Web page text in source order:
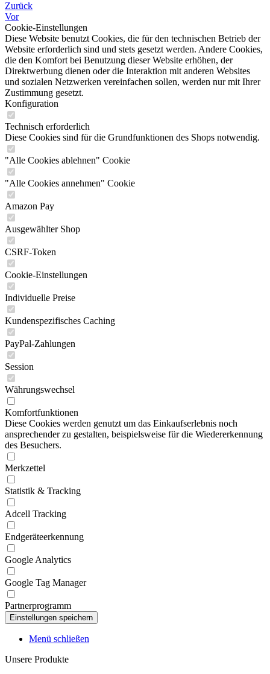
Zurück
Vor
Cookie-Einstellungen
Diese Website benutzt Cookies, die für den technischen Betrieb der
Website erforderlich sind und stets gesetzt werden. Andere Cookies,
die den Komfort bei Benutzung dieser Website erhöhen, der
Direktwerbung dienen oder die Interaktion mit anderen Websites
und sozialen Netzwerken vereinfachen sollen, werden nur mit Ihrer
Zustimmung gesetzt.
Konfiguration
Technisch erforderlich
Diese Cookies sind für die Grundfunktionen des Shops notwendig.
"Alle Cookies ablehnen" Cookie
"Alle Cookies annehmen" Cookie
Amazon Pay
Ausgewählter Shop
CSRF-Token
Cookie-Einstellungen
Individuelle Preise
Kundenspezifisches Caching
PayPal-Zahlungen
Session
Währungswechsel
Komfortfunktionen
Diese Cookies werden genutzt um das Einkaufserlebnis noch
ansprechender zu gestalten, beispielsweise für die Wiedererkennung
des Besuchers.
Merkzettel
Statistik & Tracking
Adcell Tracking
Endgeräteerkennung
Google Analytics
Google Tag Manager
Partnerprogramm
Menü schließen
Unsere Produkte